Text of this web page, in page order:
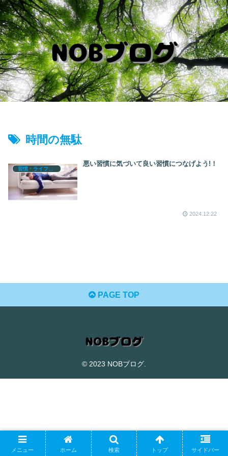
時間の無駄
悪い習慣に気づいて良い習慣につなげよう!！
2024.12.22
PAGE TOP
© 2023 NOBブログ.
メニュー ホーム 検索 トップ サイドバー